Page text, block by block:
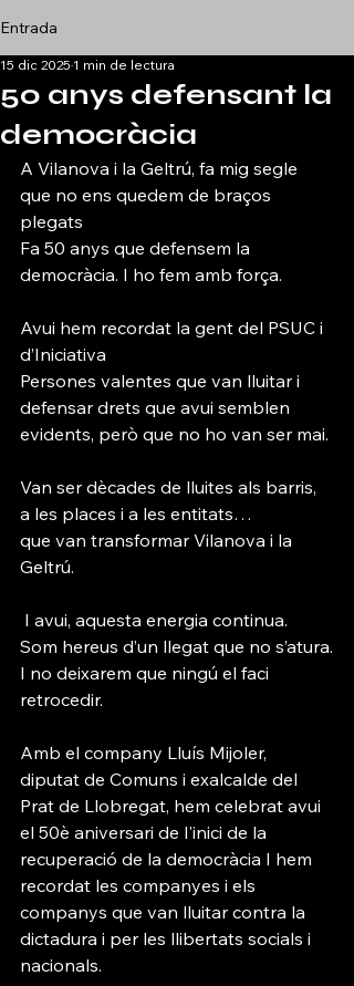
Entrada
50 anys defensant la
democràcia
15 dic 2025 1 min de lectura
A Vilanova i la Geltrú, fa mig segle
que no ens quedem de braços
plegats
Fa 50 anys que defensem la
democràcia. I ho fem amb força.
Avui hem recordat la gent del PSUC i
d’Iniciativa
Persones valentes que van lluitar i
defensar drets que avui semblen
evidents, però que no ho van ser mai.
Van ser dècades de lluites als barris,
a les places i a les entitats…
que van transformar Vilanova i la
Geltrú.
I avui, aquesta energia continua.
Som hereus d’un llegat que no s’atura.
I no deixarem que ningú el faci
retrocedir.
Amb el company Lluís Mijoler,
diputat de Comuns i exalcalde del
Prat de Llobregat, hem celebrat avui
el 50è aniversari de l'inici de la
recuperació de la democràcia I hem
recordat les companyes i els
companys que van lluitar contra la
dictadura i per les llibertats socials i
nacionals.